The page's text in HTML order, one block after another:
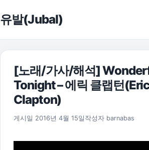
유발(Jubal)
[노래/가사/해석]
Tonight – 에릭 클랩턴
Clapton)
게시일 2016년 4월 15일 2021년 8월 5일
작성자 barnabas